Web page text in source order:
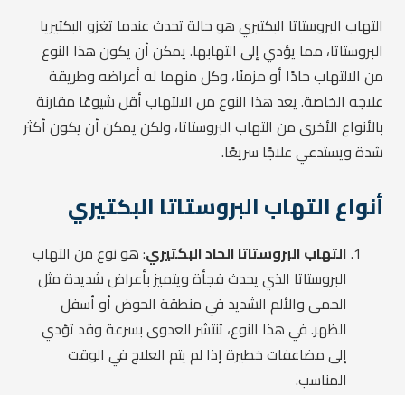
التهاب البروستاتا البكتيري هو حالة تحدث عندما تغزو البكتيريا
البروستاتا، مما يؤدي إلى التهابها. يمكن أن يكون هذا النوع
من الالتهاب حادًا أو مزمنًا، وكل منهما له أعراضه وطريقة
علاجه الخاصة. يعد هذا النوع من الالتهاب أقل شيوعًا مقارنة
بالأنواع الأخرى من التهاب البروستاتا، ولكن يمكن أن يكون أكثر
شدة ويستدعي علاجًا سريعًا.
أنواع التهاب البروستاتا البكتيري
التهاب البروستاتا الحاد البكتيري: هو نوع من التهاب
البروستاتا الذي يحدث فجأة ويتميز بأعراض شديدة مثل
الحمى والألم الشديد في منطقة الحوض أو أسفل
الظهر. في هذا النوع، تنتشر العدوى بسرعة وقد تؤدي
إلى مضاعفات خطيرة إذا لم يتم العلاج في الوقت
المناسب.